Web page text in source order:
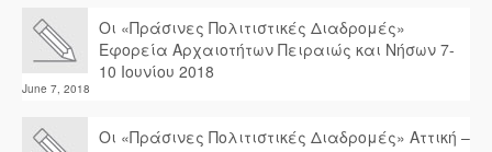
Οι «Πράσινες Πολιτιστικές Διαδρομές»
Εφορεία Αρχαιοτήτων Πειραιώς και Νήσων 7-
10 Ιουνίου 2018
June 7, 2018
Οι «Πράσινες Πολιτιστικές Διαδρομές» Αττική –